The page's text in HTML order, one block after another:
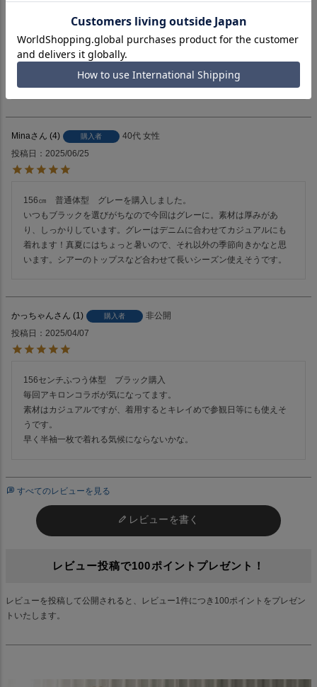
156cm、普通体型。黒と白購入。絶大なる信頼をおいているakironさ
んコラボと言う事で期待度大で注文し、、届いてから登場率の高い超
お気に入りトップスになりました！大き目リボンで可愛いかと思いき
や、リボンの結ぶ位置や、そのまま又は中にシアー等合わせる物で雰
囲気が変わり⋯厚手の為真夏以外になりますが、長いシーズン色々と
楽しめるトップスです。
Mina 4 購入者 40代 女性
投稿日
2025/06/25
156㎝　普通体型　グレーを購入しました。
いつもブラックを選びがちなので今回はグレーに。素材は厚みがあ
り、しっかりしています。グレーはデニムに合わせてカジュアルにも
着れます！真夏にはちょっと暑いので、それ以外の季節向きかなと思
います。シアーのトップスなど合わせて長いシーズン使えそうです。
かっちゃん 1 購入者
非公開
投稿日
2025/04/07
156センチふつう体型　ブラック購入
毎回アキロンコラボが気になってます。
素材はカジュアルですが、着用するとキレイめで参観日等にも使えそ
うです。
すべてのレビューを見る
レビューを書く
レビュー投稿で100ポイントプレゼント！
レビューを投稿して公開されると、レビュー1件につき100ポイントをプレゼン
トいたします。